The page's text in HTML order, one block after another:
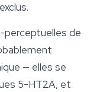
perceptuelles de
— elles se
5-HT2A, et